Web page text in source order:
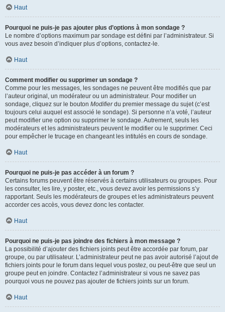
Haut
Pourquoi ne puis-je pas ajouter plus d’options à mon sondage ?
Le nombre d’options maximum par sondage est défini par l’administrateur. Si
vous avez besoin d’indiquer plus d’options, contactez-le.
Haut
Comment modifier ou supprimer un sondage ?
Comme pour les messages, les sondages ne peuvent être modifiés que par
l’auteur original, un modérateur ou un administrateur. Pour modifier un
sondage, cliquez sur le bouton Modifierdu premier message du sujet (c’est
toujours celui auquel est associé le sondage). Si personne n’a voté, l’auteur
peut modifier une option ou supprimer le sondage. Autrement, seuls les
modérateurs et les administrateurs peuvent le modifier ou le supprimer. Ceci
pour empêcher le trucage en changeant les intitulés en cours de sondage.
Haut
Pourquoi ne puis-je pas accéder à un forum ?
Certains forums peuvent être réservés à certains utilisateurs ou groupes. Pour
les consulter, les lire, y poster, etc., vous devez avoir les permissions s’y
rapportant. Seuls les modérateurs de groupes et les administrateurs peuvent
accorder ces accès, vous devez donc les contacter.
Haut
Pourquoi ne puis-je pas joindre des fichiers à mon message ?
La possibilité d’ajouter des fichiers joints peut être accordée par forum, par
groupe, ou par utilisateur. L’administrateur peut ne pas avoir autorisé l’ajout de
fichiers joints pour le forum dans lequel vous postez, ou peut-être que seul un
groupe peut en joindre. Contactez l’administrateur si vous ne savez pas
pourquoi vous ne pouvez pas ajouter de fichiers joints sur un forum.
Haut